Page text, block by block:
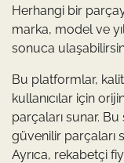
Herhangi bir
marka, model ve
sonuca
Bu platformlar,
kullanıcılar için
parçaları sunar.
güvenilir parçaları
Ayrıca, rekabetçi